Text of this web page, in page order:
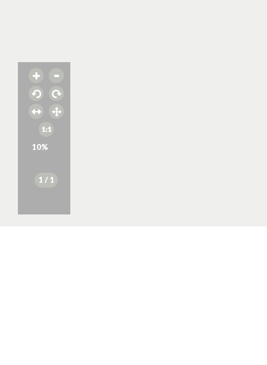
10%
1 / 1